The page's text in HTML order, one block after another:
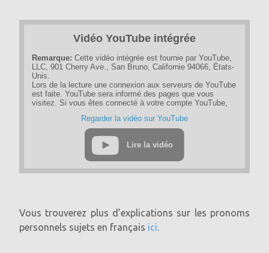
Vidéo YouTube intégrée
Remarque: Cette vidéo intégrée est fournie par YouTube,
LLC, 901 Cherry Ave., San Bruno, Californie 94066, États-
Unis.
Lors de la lecture une connexion aux serveurs de YouTube
est faite. YouTube sera informé des pages que vous
visitez. Si vous êtes connecté à votre compte YouTube,
personnellement. Vous pouvez éviter cela en vous
déconnectant au préalable de votre compte YouTube.
Si une vidéo YouTube est démarrée, le fournisseur utilise
des cookies qui collectent des informations sur le
YouTube. YouTube stocke également des informations
d'utilisation non personnelles dans d'autres cookies. Si
vous souhaitez éviter cela, vous devez bloquer le stockage
des cookies dans le navigateur.
Regarder la vidéo sur YouTube
Lire la vidéo
Vous trouverez plus d’explications sur les pronoms
personnels sujets en français ici.